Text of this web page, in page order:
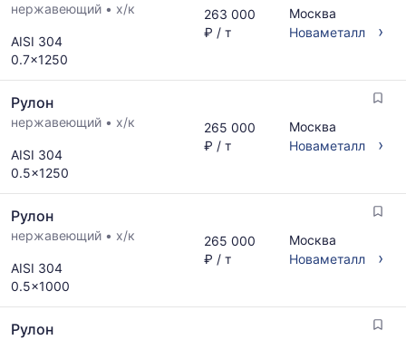
нержавеющий • х/к
AISI 304
0.7x1250
263 000
₽ / т
Москва
Новаметалл
›
Рулон
нержавеющий • х/к
AISI 304
0.5x1250
265 000
₽ / т
Москва
Новаметалл
›
Рулон
нержавеющий • х/к
AISI 304
0.5x1000
265 000
₽ / т
Москва
Новаметалл
›
Рулон